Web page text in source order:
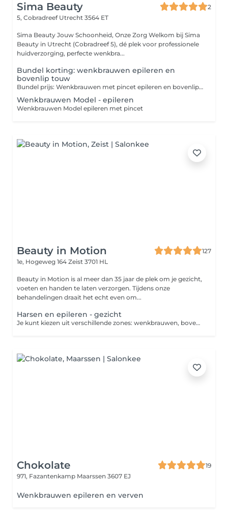
Sima Beauty
2
5, Cobradreef Utrecht 3564 ET
Sima Beauty Jouw Schoonheid, Onze Zorg Welkom bij Sima
Beauty in Utrecht (Cobradreef 5), dé plek voor professionele
huidverzorging, perfecte wenkbra...
Bundel korting: wenkbrauwen epileren en
bovenlip touw
Bundel prijs: Wenkbrauwen met pincet epileren en bovenlip met touw
Wenkbrauwen Model - epileren
Wenkbrauwen Model epileren met pincet
Beauty in Motion
127
1e, Hogeweg 164 Zeist 3701 HL
Beauty in Motion is al meer dan 35 jaar de plek om je gezicht,
voeten en handen te laten verzorgen. Tijdens onze
behandelingen draait het echt even om...
Harsen en epileren - gezicht
Je kunt kiezen uit verschillende zones: wenkbrauwen, bovenlip, kin en kaaklijn. Vermeld in opmerkingen om welke zone of zonder het gaat
Chokolate
19
971, Fazantenkamp Maarssen 3607 EJ
Wenkbrauwen epileren en verven